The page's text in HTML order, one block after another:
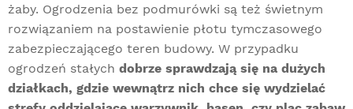
żaby. Ogrodzenia bez podmurówki są też świetnym
rozwiązaniem na postawienie płotu tymczasowego
zabezpieczającego teren budowy. W przypadku
ogrodzeń stałych dobrze sprawdzają się na dużych
działkach, gdzie wewnątrz nich chce się wydzielać